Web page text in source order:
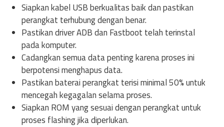
Siapkan kabel USB berkualitas baik dan pastikan
perangkat terhubung dengan benar.
Pastikan driver ADB dan Fastboot telah terinstal
pada komputer.
Cadangkan semua data penting karena proses ini
berpotensi menghapus data.
Pastikan baterai perangkat terisi minimal 50% untuk
mencegah kegagalan selama proses.
Siapkan ROM yang sesuai dengan perangkat untuk
proses flashing jika diperlukan.